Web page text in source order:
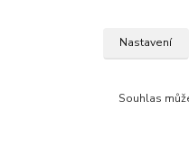
Zboží zařazeno v
Nastavení
Souhlas